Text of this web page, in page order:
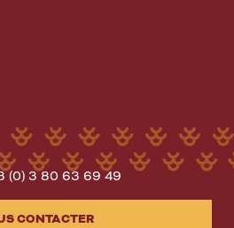
(0) 3 80 63 69 49
CONTACTER